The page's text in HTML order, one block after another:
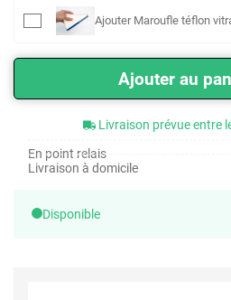
Ajouter Maroufle téflon
Ajouter au
Livraison prévue entre
En point relais
Livraison à domicile
Disponible